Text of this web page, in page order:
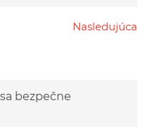
Nasledujúca
Przejdź do następnej strony
bezpečne